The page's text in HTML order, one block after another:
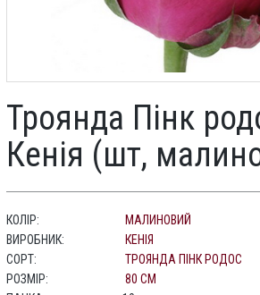
Троянда Пінк
Кенія (шт,
КОЛІР:
МАЛИНОВИЙ
ВИРОБНИК:
КЕНІЯ
СОРТ:
ТРОЯНДА ПІНК РОДОС
РОЗМІР:
80 СМ